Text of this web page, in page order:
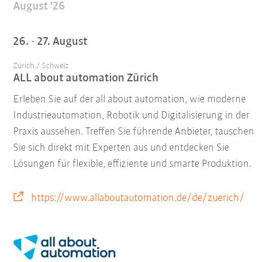
August '26
26. - 27. August
Zürich / Schweiz
ALL about automation Zürich
Erleben Sie auf der all about automation, wie moderne
Industrieautomation, Robotik und Digitalisierung in der
Praxis aussehen. Treffen Sie führende Anbieter, tauschen
Sie sich direkt mit Experten aus und entdecken Sie
Lösungen für flexible, effiziente und smarte Produktion.
https://www.allaboutautomation.de/de/zuerich/